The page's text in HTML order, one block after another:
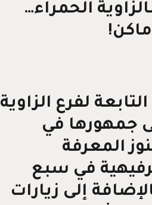
الحمراء…
لفرع الزاوية
جمهورها في
المعرفة
في سبع
إلى زيارات